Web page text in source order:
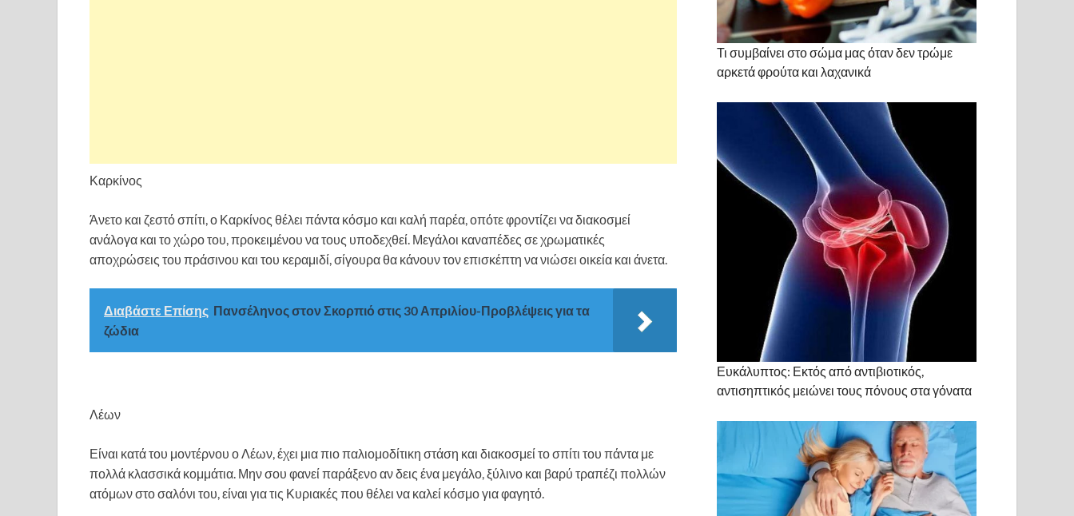
Καρκίνος
Άνετο και ζεστό σπίτι, ο Καρκίνος θέλει πάντα κόσμο και καλή παρέα, οπότε φροντίζει να διακοσμεί
ανάλογα και το χώρο του, προκειμένου να τους υποδεχθεί. Μεγάλοι καναπέδες σε χρωματικές
αποχρώσεις του πράσινου και του κεραμιδί, σίγουρα θα κάνουν τον επισκέπτη να νιώσει οικεία και άνετα.
Διαβάστε Επίσης Πανσέληνος στον Σκορπιό στις 30 Απριλίου-Προβλέψεις για τα
ζώδια
Λέων
Είναι κατά του μοντέρνου ο Λέων, έχει μια πιο παλιομοδίτικη στάση και διακοσμεί το σπίτι του πάντα με
πολλά κλασσικά κομμάτια. Μην σου φανεί παράξενο αν δεις ένα μεγάλο, ξύλινο και βαρύ τραπέζι πολλών
ατόμων στο σαλόνι του, είναι για τις Κυριακές που θέλει να καλεί κόσμο για φαγητό.
Τι συμβαίνει στο σώμα μας όταν δεν τρώμε
αρκετά φρούτα και λαχανικά
Ευκάλυπτος: Εκτός από αντιβιοτικός,
αντισηπτικός μειώνει τους πόνους στα γόνατα